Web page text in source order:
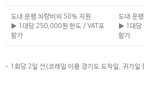
도내 운행 차량비의 50% 지원
▶ 1대당 250,000원 한도 / VAT포
함가
도내 운
▶ 1대당
함가
- 1회당 2일 선(코레일 이용 경기도 도착일, 귀가일